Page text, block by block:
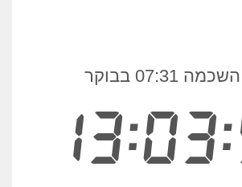
07:31 בבוקר